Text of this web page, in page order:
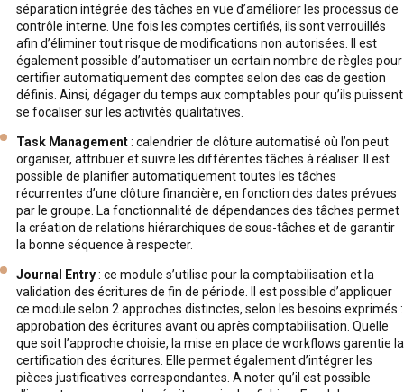
séparation intégrée des tâches en vue d’améliorer les processus de
contrôle interne. Une fois les comptes certifiés, ils sont verrouillés
afin d’éliminer tout risque de modifications non autorisées. Il est
également possible d’automatiser un certain nombre de règles pour
certifier automatiquement des comptes selon des cas de gestion
définis. Ainsi, dégager du temps aux comptables pour qu’ils puissent
se focaliser sur les activités qualitatives.
Task Management: calendrier de clôture automatisé où l’on peut
organiser, attribuer et suivre les différentes tâches à réaliser. Il est
possible de planifier automatiquement toutes les tâches
récurrentes d’une clôture financière, en fonction des dates prévues
par le groupe. La fonctionnalité de dépendances des tâches permet
la création de relations hiérarchiques de sous-tâches et de garantir
la bonne séquence à respecter.
Journal Entry: ce module s’utilise pour la comptabilisation et la
validation des écritures de fin de période. Il est possible d’appliquer
ce module selon 2 approches distinctes, selon les besoins exprimés :
approbation des écritures avant ou après comptabilisation. Quelle
que soit l’approche choisie, la mise en place de workflows garentie la
certification des écritures. Elle permet également d’intégrer les
pièces justificatives correspondantes. A noter qu’il est possible